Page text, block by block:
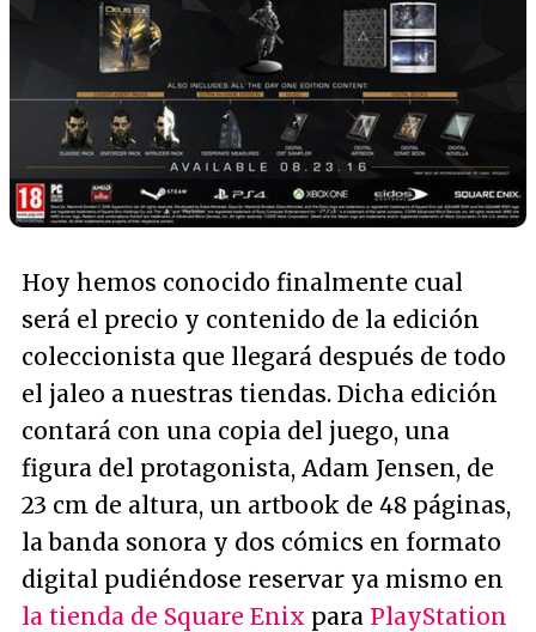
Hoy hemos conocido finalmente cual
será el precio y contenido de la edición
coleccionista que llegará después de todo
el jaleo a nuestras tiendas. Dicha edición
contará con una copia del juego, una
figura del protagonista, Adam Jensen, de
23 cm de altura, un artbook de 48 páginas,
la banda sonora y dos cómics en formato
digital pudiéndose reservar ya mismo en
la tienda de Square Enix para PlayStation